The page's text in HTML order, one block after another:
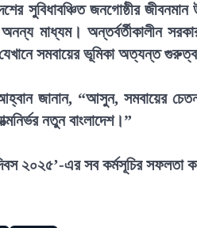
সুবিধাবঞ্চিত জনগোষ্ঠীর
মাধ্যম। অন্তর্বর্তীকালীন
সমবায়ের ভূমিকা অত্যন্ত
জানান, “আসুন, সমবায়ের
নতুন বাংলাদেশ।”
২০২৫’-এর সব কর্মসূচির সফলতা